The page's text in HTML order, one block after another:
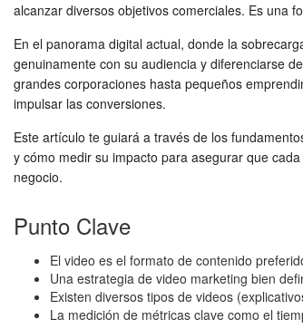
alcanzar diversos objetivos comerciales. Es una
En el panorama digital actual, donde la
genuinamente con su audiencia y diferenciarse
grandes corporaciones hasta pequeños
impulsar las conversiones.
Este artículo te guiará a través de los
y cómo medir su impacto para asegurar que
negocio.
Punto Clave
El video es el formato de contenido
Una estrategia de video marketing bien
Existen diversos tipos de videos
La medición de métricas clave como el